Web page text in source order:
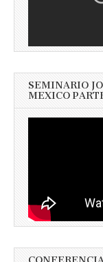
SEMINARIO
MEXICO